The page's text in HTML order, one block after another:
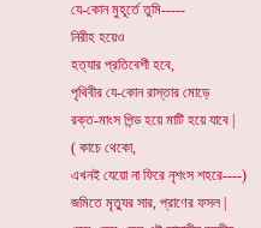
যে-কোন মুহূর্তে তুমি-----
নিরীহ হয়েও
হত্যার প্রতিবেশী হবে,
পৃথিবীর যে-কোন রাস্তার মোড়ে
রক্ত-মাংস পিন্ড হয়ে মাটি হয়ে যাবে |
( কাচে থেকো,
এখনই যেয়ো না ফিরে নৃশংস শহরে----)
জমিতে মৃত্যুর সার, প্রাণের ফসল |